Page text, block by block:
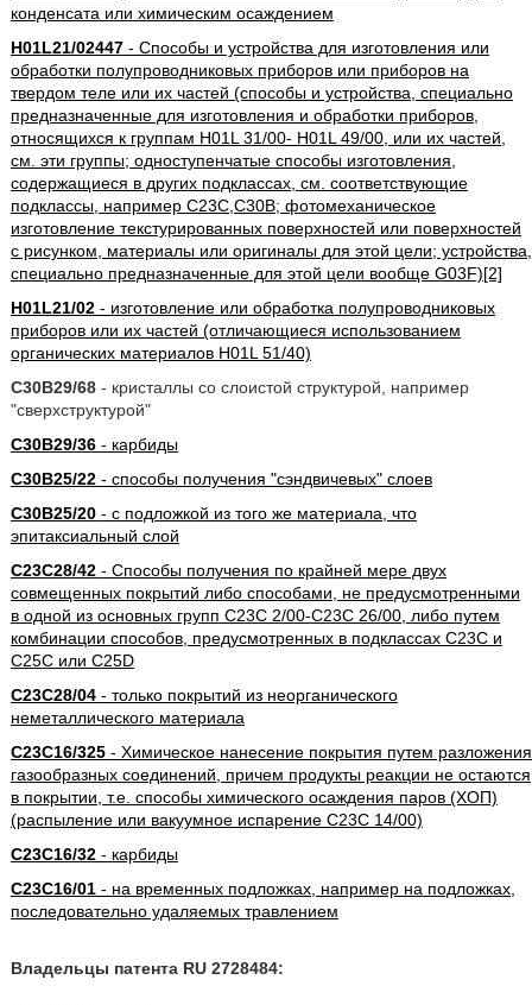
конденсата или химическим осаждением
H01L21/02447- Способы и устройства для изготовления или
обработки полупроводниковых приборов или приборов на
твердом теле или их частей (способы и устройства, специально
предназначенные для изготовления и обработки приборов,
относящихся к группам H01L 31/00- H01L 49/00, или их частей,
см. эти группы; одноступенчатые способы изготовления,
содержащиеся в других подклассах, см. соответствующие
подклассы, например C23C,C30B; фотомеханическое
изготовление текстурированных поверхностей или поверхностей
с рисунком, материалы или оригиналы для этой цели; устройства,
специально предназначенные для этой цели вообще G03F)[2]
H01L21/02- изготовление или обработка полупроводниковых
приборов или их частей (отличающиеся использованием
органических материалов H01L 51/40)
C30B29/68- кристаллы со слоистой структурой, например
"сверхструктурой"
C30B29/36- карбиды
C30B25/22- способы получения "сэндвичевых" слоев
C30B25/20- с подложкой из того же материала, что
эпитаксиальный слой
C23C28/42- Способы получения по крайней мере двух
совмещенных покрытий либо способами, не предусмотренными
в одной из основных групп C23C 2/00-C23C 26/00, либо путем
комбинации способов, предусмотренных в подклассах C23C и
C25C или C25D
C23C28/04- только покрытий из неорганического
неметаллического материала
C23C16/325- Химическое нанесение покрытия путем разложения
газообразных соединений, причем продукты реакции не остаются
в покрытии, т.е. способы химического осаждения паров (ХОП)
(распыление или вакуумное испарение C23C 14/00)
C23C16/32- карбиды
C23C16/01- на временных подложках, например на подложках,
последовательно удаляемых травлением
Владельцы патента RU 2728484: